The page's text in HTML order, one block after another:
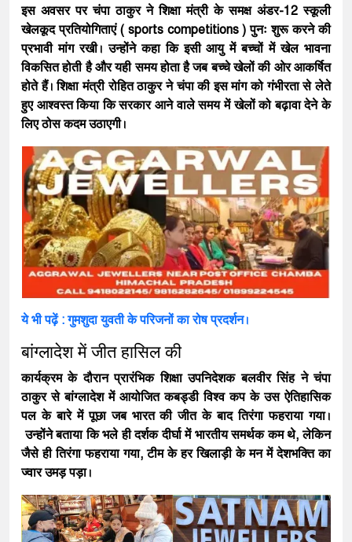
इस अवसर पर चंपा ठाकुर ने शिक्षा मंत्री के समक्ष अंडर-12 स्कूली
खेलकूद प्रतियोगिताएं ( sports competitions ) पुनः शुरू करने की
प्रभावी मांग रखी। उन्होंने कहा कि इसी आयु में बच्चों में खेल भावना
विकसित होती है और यही समय होता है जब बच्चे खेलों की ओर आकर्षित
होते हैं। शिक्षा मंत्री रोहित ठाकुर ने चंपा की इस मांग को गंभीरता से लेते
हुए आश्वस्त किया कि सरकार आने वाले समय में खेलों को बढ़ावा देने के
लिए ठोस कदम उठाएगी।
ये भी पढ़ें : गुमशुदा युवती के परिजनों का रोष प्रदर्शन।
बांग्लादेश में जीत हासिल की
कार्यक्रम के दौरान प्रारंभिक शिक्षा उपनिदेशक बलवीर सिंह ने चंपा
ठाकुर से बांग्लादेश में आयोजित कबड्डी विश्व कप के उस ऐतिहासिक
पल के बारे में पूछा जब भारत की जीत के बाद तिरंगा फहराया गया।
उन्होंने बताया कि भले ही दर्शक दीर्घा में भारतीय समर्थक कम थे, लेकिन
जैसे ही तिरंगा फहराया गया, टीम के हर खिलाड़ी के मन में देशभक्ति का
ज्वार उमड़ पड़ा।